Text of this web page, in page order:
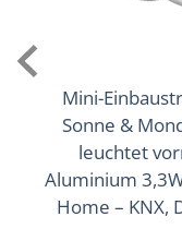
2700K
(Neutralweiß)
Farbwiedergabe
90
Mini-
Sonne &
leuchtet
Aluminium
Home – KNX,